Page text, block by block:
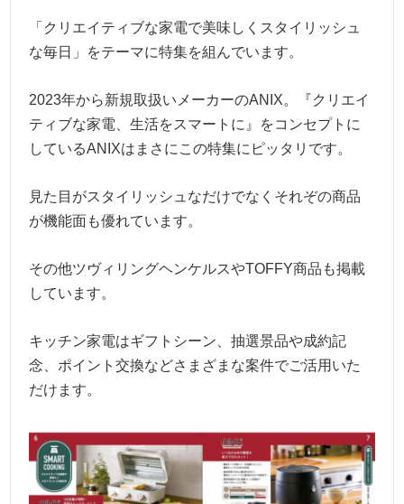
「クリエイティブな家電で美味しくスタイリッシュ
な毎日」をテーマに特集を組んでいます。
2023年から新規取扱いメーカーのANIX。『クリエイ
ティブな家電、生活をスマートに』をコンセプトに
しているANIXはまさにこの特集にピッタリです。
見た目がスタイリッシュなだけでなくそれぞの商品
が機能面も優れています。
その他ツヴィリングヘンケルスやTOFFY商品も掲載
しています。
キッチン家電はギフトシーン、抽選景品や成約記
念、ポイント交換などさまざまな案件でご活用いた
だけます。